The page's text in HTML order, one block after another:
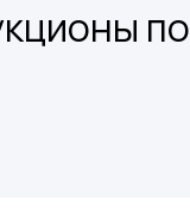
по